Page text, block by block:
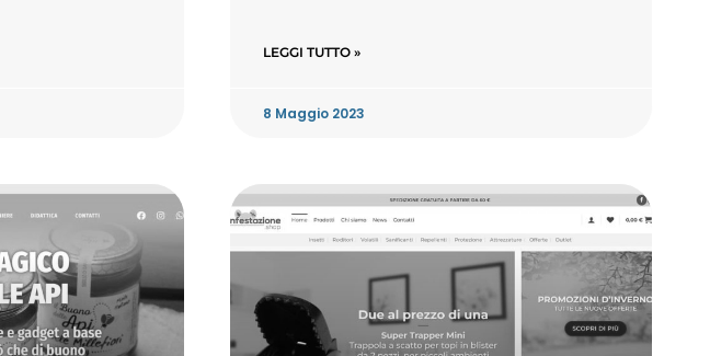
LEGGI TUTTO »
8 Maggio 2023